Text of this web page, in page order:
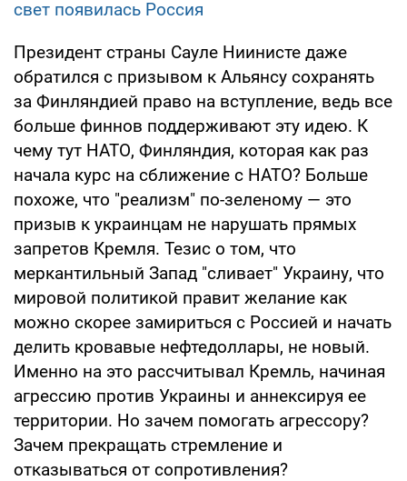
свет появилась Россия
Президент страны Сауле Ниинисте даже
обратился с призывом к Альянсу сохранять
за Финляндией право на вступление, ведь все
больше финнов поддерживают эту идею. К
чему тут НАТО, Финляндия, которая как раз
начала курс на сближение с НАТО? Больше
похоже, что "реализм" по-зеленому — это
призыв к украинцам не нарушать прямых
запретов Кремля. Тезис о том, что
меркантильный Запад "сливает" Украину, что
мировой политикой правит желание как
можно скорее замириться с Россией и начать
делить кровавые нефтедоллары, не новый.
Именно на это рассчитывал Кремль, начиная
агрессию против Украины и аннексируя ее
территории. Но зачем помогать агрессору?
Зачем прекращать стремление и
отказываться от сопротивления?